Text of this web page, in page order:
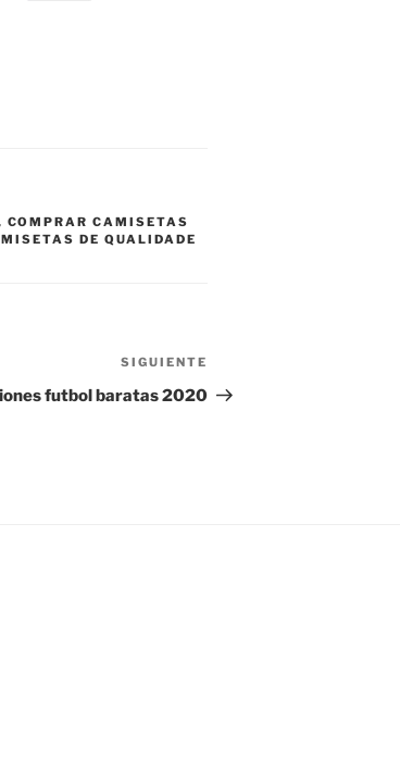
COMPRAR CAMISETAS
DE QUALIDADE
entrada
SIGUIENTE
futbol baratas 2020